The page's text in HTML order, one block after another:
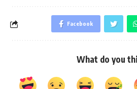
Facebook
What do you